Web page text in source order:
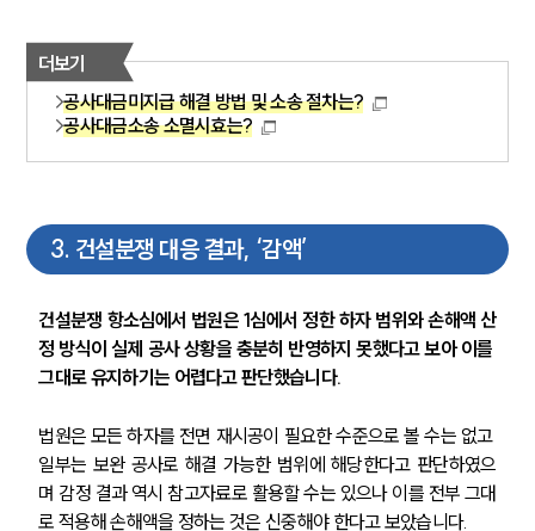
더보기
공사대금미지급 해결 방법 및 소송 절차는?
공사대금소송 소멸시효는?
3. 건설분쟁 대응 결과, ‘감액’
건설분쟁 항소심에서 법원은 1심에서 정한 하자 범위와 손해액 산
정 방식이 실제 공사 상황을 충분히 반영하지 못했다고 보아 이를
그대로 유지하기는 어렵다고 판단했습니다.
법원은 모든 하자를 전면 재시공이 필요한 수준으로 볼 수는 없고
일부는 보완 공사로 해결 가능한 범위에 해당한다고 판단하였으
며 감정 결과 역시 참고자료로 활용할 수는 있으나 이를 전부 그대
로 적용해 손해액을 정하는 것은 신중해야 한다고 보았습니다.